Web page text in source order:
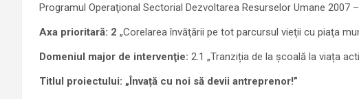
Programul Operaţional Sectorial Dezvoltarea Resurselor Umane 2007
Axa prioritară: 2 „Corelarea învăţării pe tot parcursul vieţii cu piaţa
Domeniul major de intervenţie: 2.1 „Tranziția de la școală la viața
Titlul proiectului: „Învață cu noi să devii antreprenor!”